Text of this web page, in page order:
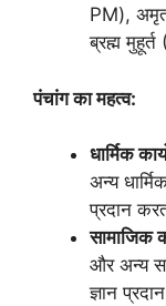
PM),
ब्रह्म
पंचांग का महत्व:
धार्मिक
अन्य
प्रदान
सामाजिक
और अन्य
ज्ञान